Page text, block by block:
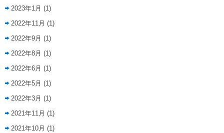
2023年1月 (1)
2022年11月 (1)
2022年9月 (1)
2022年8月 (1)
2022年6月 (1)
2022年5月 (1)
2022年3月 (1)
2021年11月 (1)
2021年10月 (1)